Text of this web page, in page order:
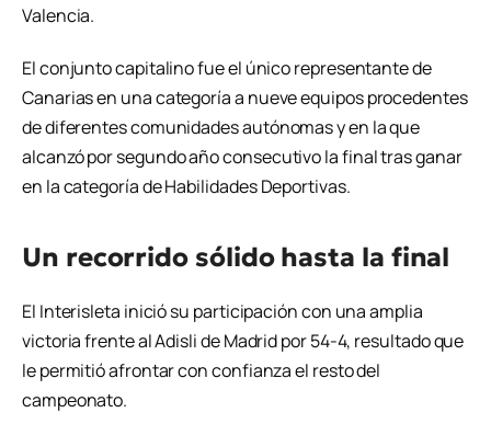
Valencia.
El conjunto capitalino fue el único representante de
Canarias en una categoría a nueve equipos procedentes
de diferentes comunidades autónomas y en la que
alcanzó por segundo año consecutivo la final tras ganar
en la categoría de Habilidades Deportivas.
Un recorrido sólido hasta la final
El Interisleta inició su participación con una amplia
victoria frente al Adisli de Madrid por 54-4, resultado que
le permitió afrontar con confianza el resto del
campeonato.